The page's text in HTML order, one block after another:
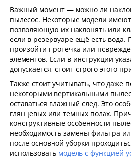
Важный момент — можно ли
пылесос. Некоторые модели
позволяющую их наклонять или
если в резервуаре ещё есть вода.
произойти протечка или
элементов. Если в инструкции
допускается, стоит строго этого
Также стоит учитывать, что даже
некоторыми вертикальными
оставаться влажный след. Это
глянцевых или темных полах.
конструктивные особенности
необходимость замены фильтра
после основной уборки
использовать модель с функцией